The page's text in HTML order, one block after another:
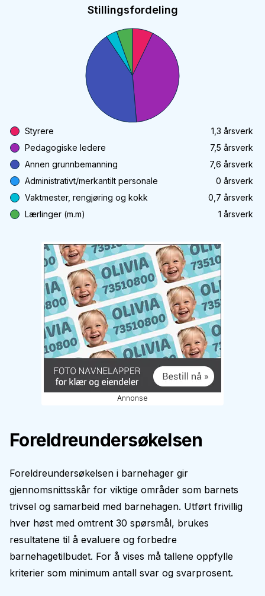
Stillingsfordeling
Styrere 1,3 årsverk
Pedagogiske ledere
7,5 årsverk
Annen grunnbemanning
7,6 årsverk
Administrativt/merkantilt personale
0 årsverk
Vaktmester, rengjøring og kokk
0,7 årsverk
Lærlinger (m.m)
1 årsverk
Annonse
Foreldreundersøkelsen
Foreldreundersøkelsen i barnehager gir
gjennomsnittsskår for viktige områder som barnets
trivsel og samarbeid med barnehagen. Utført frivillig
hver høst med omtrent 30 spørsmål, brukes
resultatene til å evaluere og forbedre
barnehagetilbudet. For å vises må tallene oppfylle
kriterier som minimum antall svar og svarprosent.